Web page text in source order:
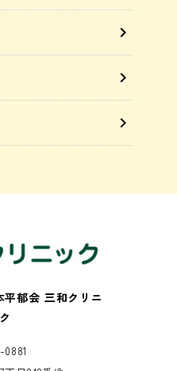
chevron_right
chevron_right
chevron_right
郁会 三和クリニ